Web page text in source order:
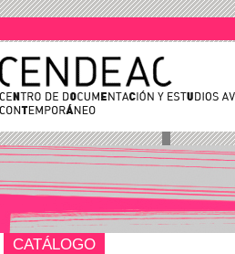
CATÁLOGO